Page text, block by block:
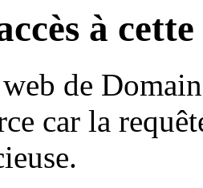
à
de
car la